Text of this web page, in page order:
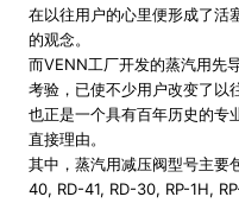
在以往用户的心里便形成了活
的观念。
而VENN工厂开发的蒸汽用先
考验，已使不少用户改变了以
也正是一个具有百年历史的专
直接理由。
其中，蒸汽用减压阀型号主要
40, RD-41, RD-30, RP-1H,